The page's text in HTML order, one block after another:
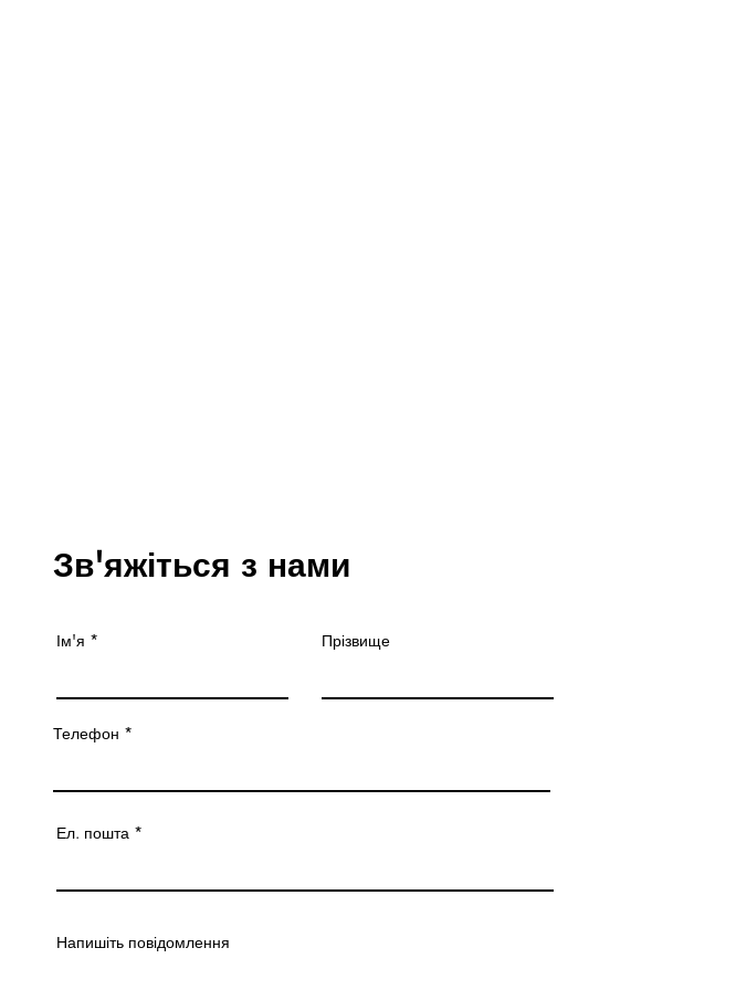
Зв'яжіться з нами
Ім'я Прізвище
Телефон
Ел. пошта
Напишіть повідомлення